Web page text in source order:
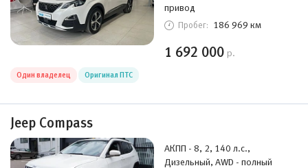
привод
Пробег: 186 969 км
1 692 000 р.
Один владелец Оригинал ПТС
Jeep Compass
АКПП - 8, 2, 140 л.с.,
Дизельный, AWD - полный